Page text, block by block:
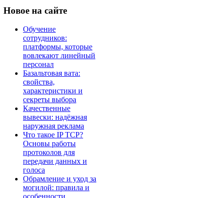
Новое на сайте
Обучение
сотрудников:
платформы, которые
вовлекают линейный
персонал
Базальтовая вата:
свойства,
характеристики и
секреты выбора
Качественные
вывески: надёжная
наружная реклама
Что такое IP TCP?
Основы работы
протоколов для
передачи данных и
голоса
Обрамление и уход за
могилой: правила и